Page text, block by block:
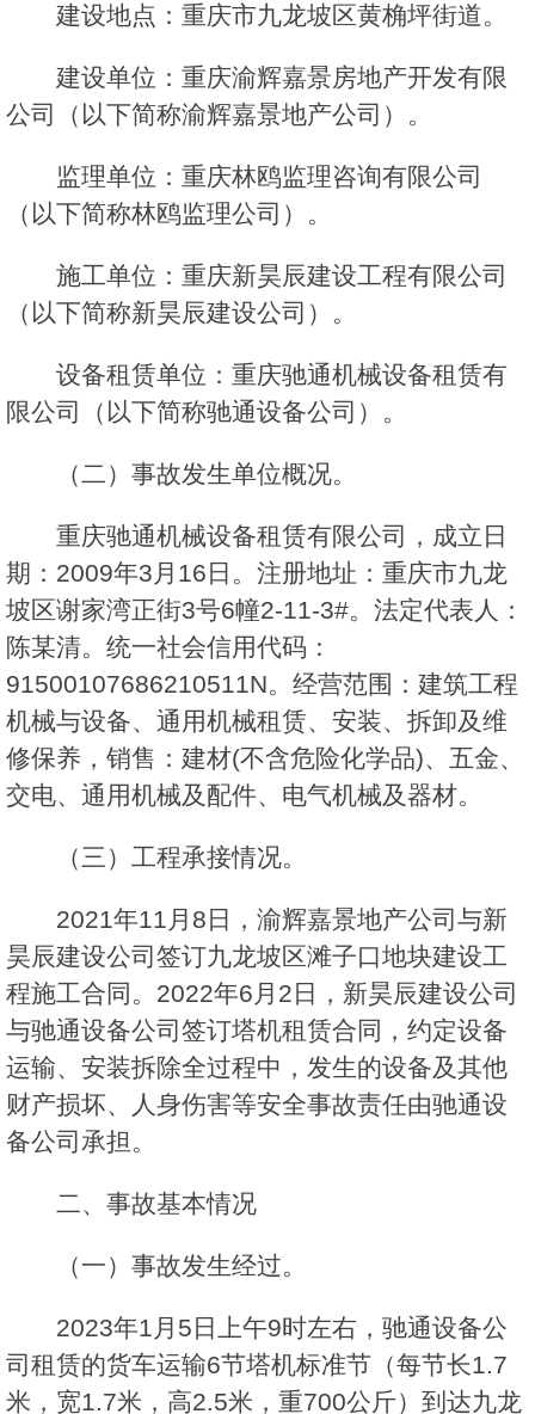
建设地点：重庆市九龙坡区黄桷坪街道。
建设单位：重庆渝辉嘉景房地产开发有限
公司（以下简称渝辉嘉景地产公司）。
监理单位：重庆林鸥监理咨询有限公司
（以下简称林鸥监理公司）。
施工单位：重庆新昊辰建设工程有限公司
（以下简称新昊辰建设公司）。
设备租赁单位：重庆驰通机械设备租赁有
限公司（以下简称驰通设备公司）。
（二）事故发生单位概况。
重庆驰通机械设备租赁有限公司，成立日
期：2009年3月16日。注册地址：重庆市九龙
坡区谢家湾正街3号6幢2-11-3#。法定代表人：
陈某清。统一社会信用代码：
91500107686210511N。经营范围：建筑工程
机械与设备、通用机械租赁、安装、拆卸及维
修保养，销售：建材(不含危险化学品)、五金、
交电、通用机械及配件、电气机械及器材。
（三）工程承接情况。
2021年11月8日，渝辉嘉景地产公司与新
昊辰建设公司签订九龙坡区滩子口地块建设工
程施工合同。2022年6月2日，新昊辰建设公司
与驰通设备公司签订塔机租赁合同，约定设备
运输、安装拆除全过程中，发生的设备及其他
财产损坏、人身伤害等安全事故责任由驰通设
备公司承担。
二、事故基本情况
（一）事故发生经过。
2023年1月5日上午9时左右，驰通设备公
司租赁的货车运输6节塔机标准节（每节长1.7
米，宽1.7米，高2.5米，重700公斤）到达九龙